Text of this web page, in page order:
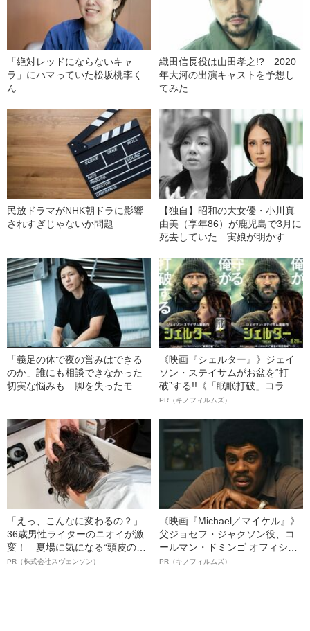
「絶対レッドにならないキャ
ラ」にハマっていた松坂桃李く
ん
織田信長役は山田孝之!? 2020
年大河の出演キャストを予想し
てみた
民放ドラマがNHK朝ドラに影響
されすぎじゃないか問題
【独自】昭和の大女優・小川真
由美（享年86）が鹿児島で3月に
死去していた 実娘が明かす
「義足の体で夜の営みはできる
のか」誰にも相談できなかった
切実な悩みも…脚を失ったモデ
《映画『シェルター』》ジェイ
ソン・ステイサムがお盆を“打
破”する!!《「眠眠打破」コラ
ボ》
PR（キノフィルムズ）
「えっ、こんなに変わるの？」
36歳男性ライターのニオイが激
変！ 夏場に気になる“頭皮のニ
オイ”や“ベタつき”を解消す
PR（株式会社スヴェンソン）
《映画『Michael／マイケル』》
父ジョセフ・ジャクソン役、コ
ールマン・ドミンゴ オフィシャ
ルインタビュー“観客を魅了した
PR（キノフィルムズ）